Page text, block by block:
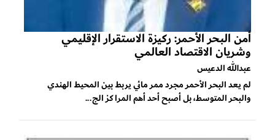
أمن البحر الأحمر: ركيزة الاستقرار الإقليمي
وشريان الاقتصاد العالمي
عبدالله الدعيس
لم يعد البحر الأحمر مجرد ممر مائي يربط بين المحيط الهندي
والبحر المتوسط، بل أصبح أحد أهم المراكز الج...